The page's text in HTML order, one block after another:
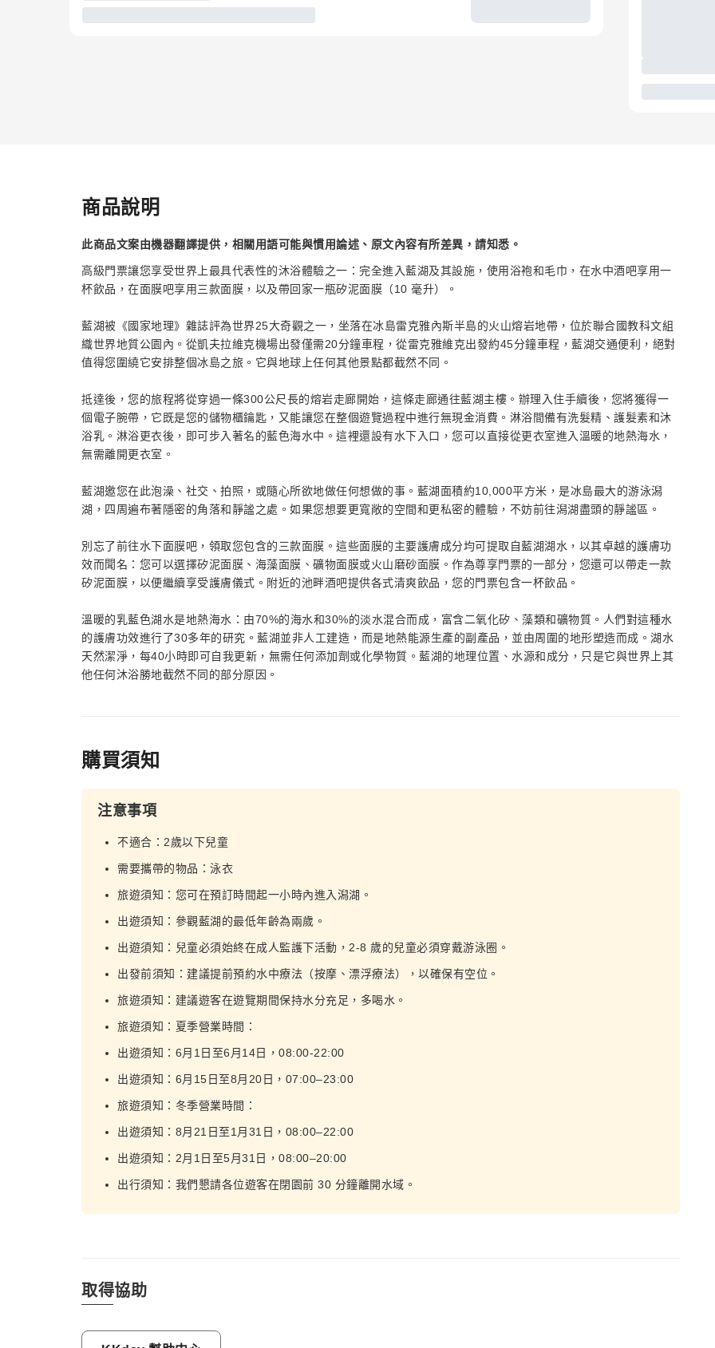
商品說明
此商品文案由機器翻譯提供，相關用語可能與慣用論述、原文內容有所差異，請知悉。
高級門票讓您享受世界上最具代表性的沐浴體驗之一：完全進入藍湖及其設施，使用浴袍和毛巾，在水中酒吧享用一
杯飲品，在面膜吧享用三款面膜，以及帶回家一瓶矽泥面膜（10 毫升）。
藍湖被《國家地理》雜誌評為世界25大奇觀之一，坐落在冰島雷克雅內斯半島的火山熔岩地帶，位於聯合國教科文組
織世界地質公園內。從凱夫拉維克機場出發僅需20分鐘車程，從雷克雅維克出發約45分鐘車程，藍湖交通便利，絕對
值得您圍繞它安排整個冰島之旅。它與地球上任何其他景點都截然不同。
抵達後，您的旅程將從穿過一條300公尺長的熔岩走廊開始，這條走廊通往藍湖主樓。辦理入住手續後，您將獲得一
個電子腕帶，它既是您的儲物櫃鑰匙，又能讓您在整個遊覽過程中進行無現金消費。淋浴間備有洗髮精、護髮素和沐
浴乳。淋浴更衣後，即可步入著名的藍色海水中。這裡還設有水下入口，您可以直接從更衣室進入溫暖的地熱海水，
無需離開更衣室。
藍湖邀您在此泡澡、社交、拍照，或隨心所欲地做任何想做的事。藍湖面積約10,000平方米，是冰島最大的游泳潟
湖，四周遍布著隱密的角落和靜謐之處。如果您想要更寬敞的空間和更私密的體驗，不妨前往潟湖盡頭的靜謐區。
別忘了前往水下面膜吧，領取您包含的三款面膜。這些面膜的主要護膚成分均可提取自藍湖湖水，以其卓越的護膚功
效而聞名：您可以選擇矽泥面膜、海藻面膜、礦物面膜或火山磨砂面膜。作為尊享門票的一部分，您還可以帶走一款
矽泥面膜，以便繼續享受護膚儀式。附近的池畔酒吧提供各式清爽飲品，您的門票包含一杯飲品。
溫暖的乳藍色湖水是地熱海水：由70%的海水和30%的淡水混合而成，富含二氧化矽、藻類和礦物質。人們對這種水
的護膚功效進行了30多年的研究。藍湖並非人工建造，而是地熱能源生產的副產品，並由周圍的地形塑造而成。湖水
天然潔淨，每40小時即可自我更新，無需任何添加劑或化學物質。藍湖的地理位置、水源和成分，只是它與世界上其
他任何沐浴勝地截然不同的部分原因。
購買須知
注意事項
不適合：2歲以下兒童
需要攜帶的物品：泳衣
旅遊須知：您可在預訂時間起一小時內進入潟湖。
出遊須知：參觀藍湖的最低年齡為兩歲。
出遊須知：兒童必須始終在成人監護下活動，2-8 歲的兒童必須穿戴游泳圈。
出發前須知：建議提前預約水中療法（按摩、漂浮療法），以確保有空位。
旅遊須知：建議遊客在遊覽期間保持水分充足，多喝水。
旅遊須知：夏季營業時間：
出遊須知：6月1日至6月14日，08:00-22:00
出遊須知：6月15日至8月20日，07:00–23:00
旅遊須知：冬季營業時間：
出遊須知：8月21日至1月31日，08:00–22:00
出遊須知：2月1日至5月31日，08:00–20:00
出行須知：我們懇請各位遊客在閉園前 30 分鐘離開水域。
取得協助